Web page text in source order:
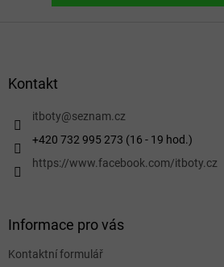
Kontakt
itboty@seznam.cz
+420 732 995 273 (16 - 19 hod.)
https://www.facebook.com/itboty.cz
Informace pro vás
Kontaktní formulář